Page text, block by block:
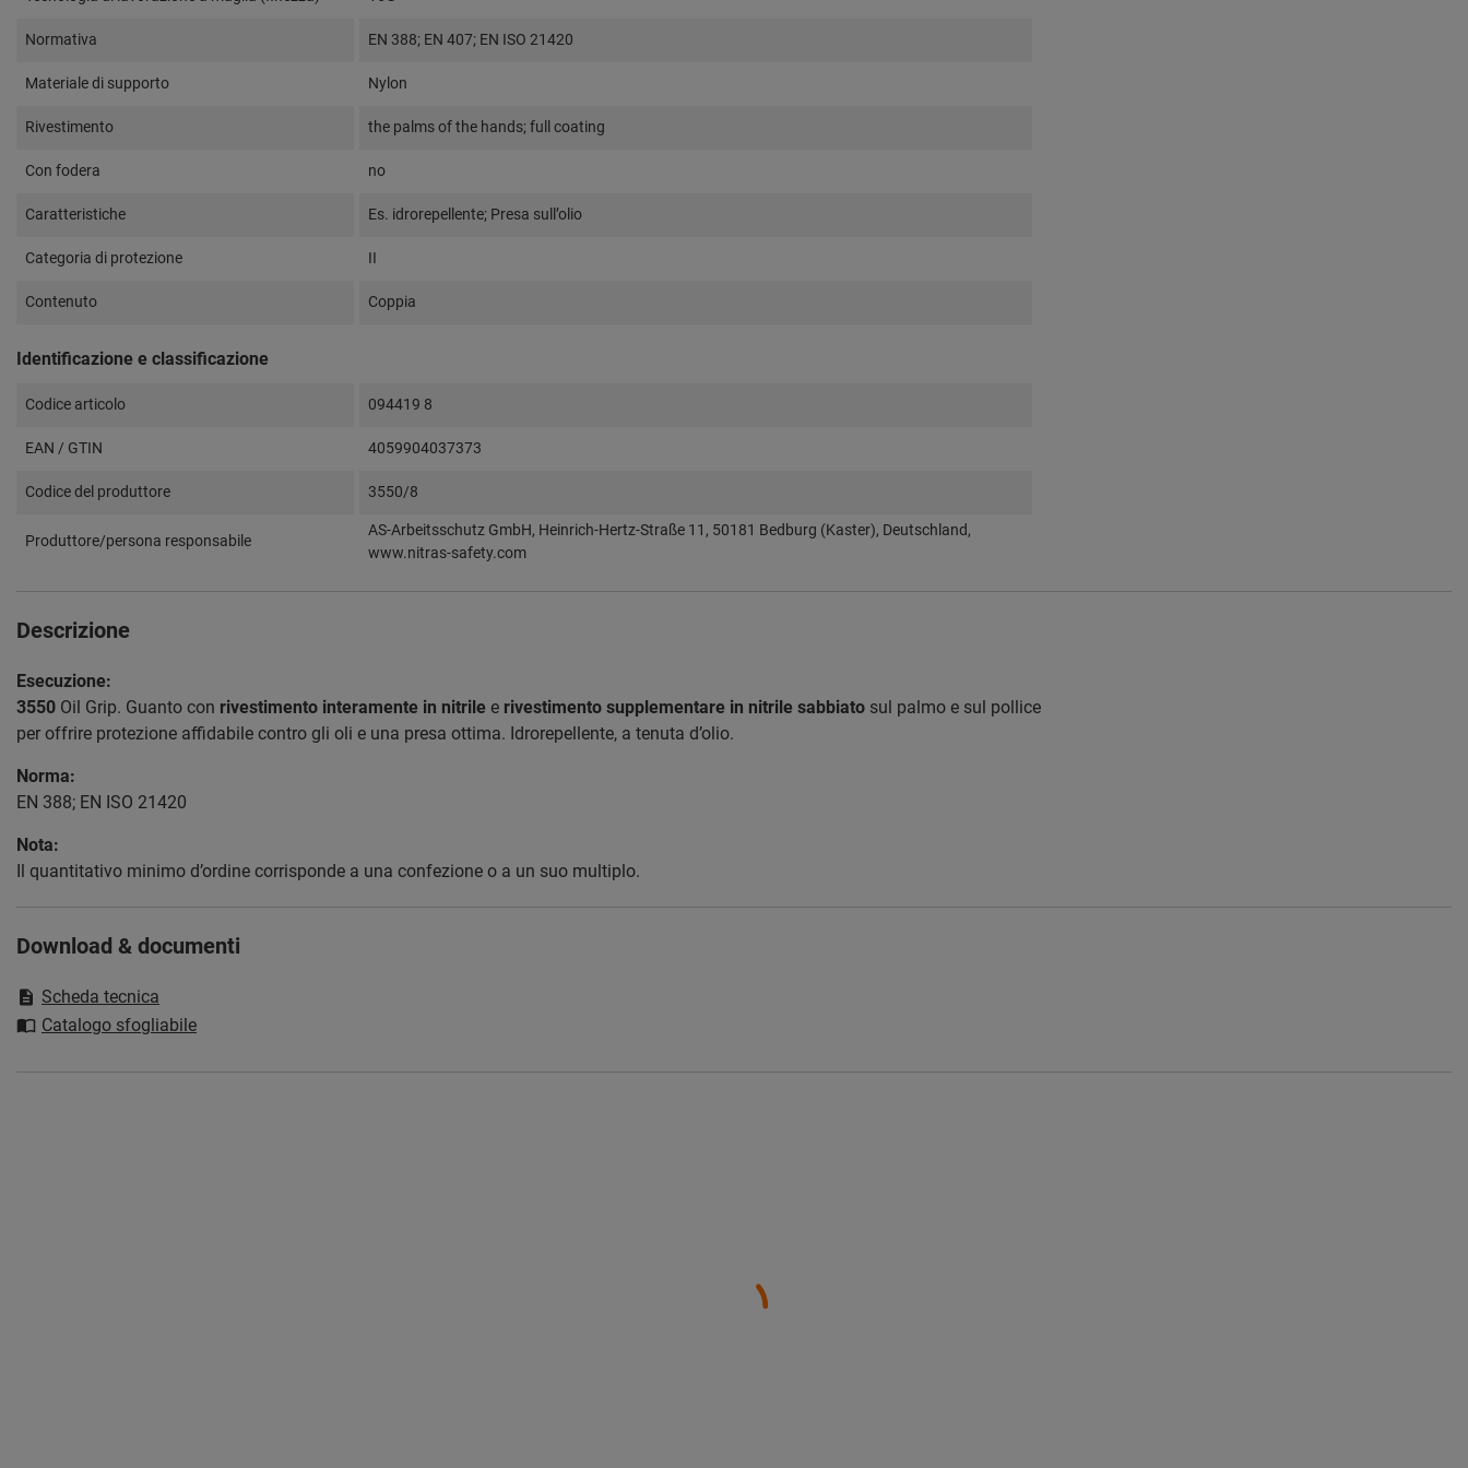
Normativa EN 388; EN 407; EN ISO 21420
Materiale di supporto Nylon
Rivestimento the palms of the hands; full coating
Con fodera no
Caratteristiche Es. idrorepellente; Presa sull’olio
Categoria di protezione II
Contenuto Coppia
Identificazione e classificazione
Codice articolo 094419 8
EAN / GTIN 4059904037373
Codice del produttore 3550/8
Produttore/persona responsabile
AS-Arbeitsschutz GmbH, Heinrich-Hertz-Straße 11, 50181 Bedburg (Kaster), Deutschland,
www.nitras-safety.com
Descrizione
Esecuzione:
3550 Oil Grip. Guanto con rivestimento interamente in nitrile e rivestimento supplementare in nitrile sabbiato sul palmo e sul pollice
per offrire protezione affidabile contro gli oli e una presa ottima. Idrorepellente, a tenuta d’olio.
Norma:
EN 388; EN ISO 21420
Nota:
Il quantitativo minimo d’ordine corrisponde a una confezione o a un suo multiplo.
Download & documenti
Scheda tecnica
Catalogo sfogliabile